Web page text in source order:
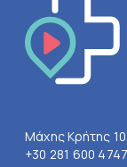
Μάχης Κρήτης
+30 281 600 4747